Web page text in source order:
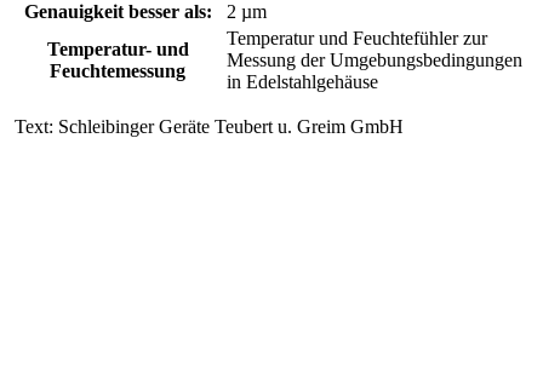
Genauigkeit besser als:
2 µm
Temperatur- und
Feuchtemessung
Temperatur und Feuchtefühler zur
Messung der Umgebungsbedingungen
in Edelstahlgehäuse
Text: Schleibinger Geräte Teubert u. Greim GmbH